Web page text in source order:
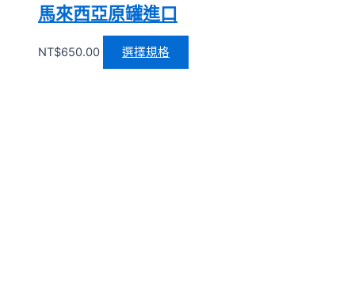
馬來西亞原罐進口
NT$650.00 選擇規格